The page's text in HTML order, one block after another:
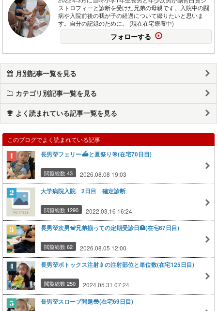
ストロフィーと診断を受けた兄弟の母親です。入院中の闘
病や入院前後の我が子の経過について綴りたいと思いま
す。自分の記録のために。 (現在在宅療養中)
フォローする
月別記事一覧を見る
カテゴリ別記事一覧を見る
よく読まれている記事一覧を見る
このブログでよく読まれている記事
長男🐻フェリー⛴️と夏祭り🎯(在宅70日目)
閲覧総数 43 2026.08.08 19:03
大学病院入院 2日目 確定診断
閲覧総数 1290 2022.03.16 16:24
長男🐻次男🐒兄弟揃っての定期受診日🏥(在宅67日目)
閲覧総数 62 2026.08.05 12:00
長男🐻ボトックス注射💉の注射部位と単位数(在宅125日目)
閲覧総数 250 2024.05.31 07:24
長男🐻スロープ問題😳(在宅69日目)